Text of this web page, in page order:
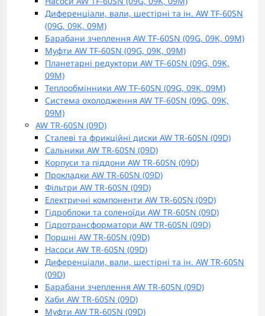
Диференціали, вали, шестірні та ін. AW TF-60SN
(09G, 09K, 09M)
Барабани зчеплення AW TF-60SN (09G, 09K, 09M)
Муфти AW TF-60SN (09G, 09K, 09M)
Планетарні редуктори AW TF-60SN (09G, 09K,
09M)
Теплообмінники AW TF-60SN (09G, 09K, 09M)
Система охолодження AW TF-60SN (09G, 09K,
09M)
AW TR-60SN (09D)
Сталеві та фрикційні диски AW TR-60SN (09D)
Сальники AW TR-60SN (09D)
Корпуси та піддони AW TR-60SN (09D)
Прокладки AW TR-60SN (09D)
Фільтри AW TR-60SN (09D)
Електричні компоненти AW TR-60SN (09D)
Гідроблоки та соленоїди AW TR-60SN (09D)
Гідротрансформатори AW TR-60SN (09D)
Поршні AW TR-60SN (09D)
Насоси AW TR-60SN (09D)
Диференціали, вали, шестірні та ін. AW TR-60SN
(09D)
Барабани зчеплення AW TR-60SN (09D)
Хаби AW TR-60SN (09D)
Муфти AW TR-60SN (09D)